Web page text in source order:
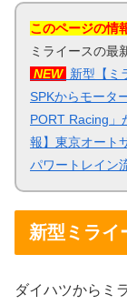
このページの情
ミライースの最
NEW 新型【ミ
SPKからモータ
PORT Racing」
報】東京オート
パワートレイン
新型ミライ
ダイハツからミ